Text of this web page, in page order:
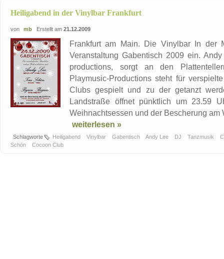
Heiligabend in der Vinylbar Frankfurt
von mb Erstellt am 21.12.2009
Frankfurt am Main. Die Vinylbar In der
Veranstaltung Gabentisch 2009 ein.
productions, sorgt an den
Playmusic-Productions steht für
Clubs gespielt und zu der getanzt
Landstraße öffnet pünktlich um 23.59
Weihnachtsessen und der Bescherung am
weiterlesen »
Schlagworte Heiligabend Vinylbar Gabentisch Andy Lee DJ Tanzmusik
Schön
Cocoon Club